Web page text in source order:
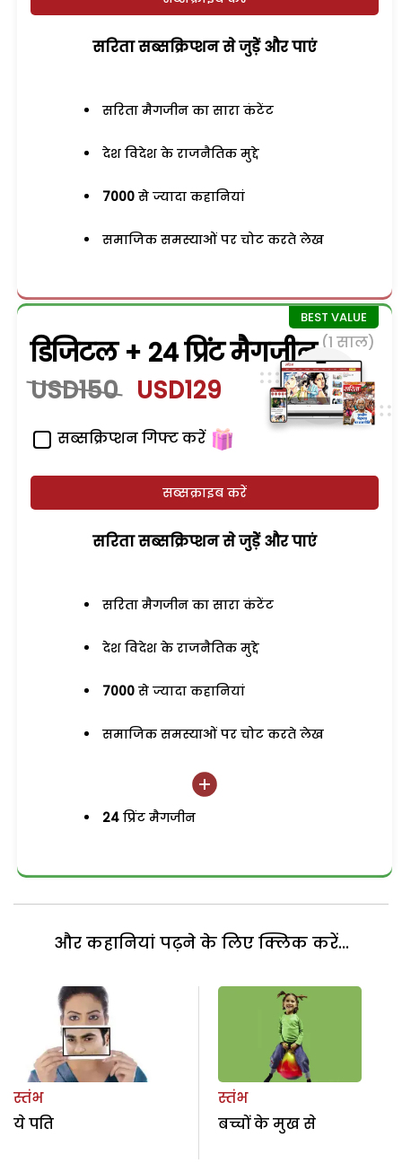
सरिता सब्सक्रिप्शन से जुड़ेें और पाएं
सरिता मैगजीन का सारा कंटेंट
देश विदेश के राजनैतिक मुद्दे
7000 से ज्यादा कहानियां
समाजिक समस्याओं पर चोट करते लेख
डिजिटल + 24 प्रिंट मैगजीन (1 साल)
USD150 USD129
सब्सक्रिप्शन गिफ्ट करें
सब्सक्राइब करें
सरिता सब्सक्रिप्शन से जुड़ेें और पाएं
सरिता मैगजीन का सारा कंटेंट
देश विदेश के राजनैतिक मुद्दे
7000 से ज्यादा कहानियां
समाजिक समस्याओं पर चोट करते लेख
24 प्रिंट मैगजीन
और कहानियां पढ़ने के लिए क्लिक करें...
स्तंभ
ये पति
स्तंभ
बच्चों के मुख से